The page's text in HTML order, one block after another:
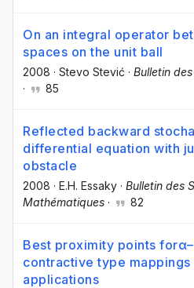
On an integral operator
spaces on the unit ball
2008 · Stevo Stević · Bulletin
·
85
Reflected backward
differential equation with
obstacle
2008 · E.H. Essaky · Bulletin des
Mathématiques · 82
Best proximity points
contractive type mappings
applications